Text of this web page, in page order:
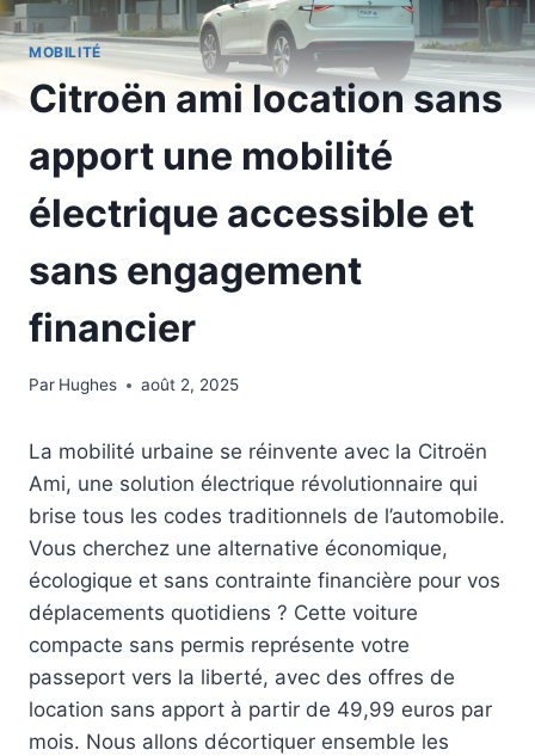
MOBILITÉ
Citroën ami location sans
apport une mobilité
électrique accessible et
sans engagement
financier
Par Hughes août 2, 2025
La mobilité urbaine se réinvente avec la Citroën
Ami, une solution électrique révolutionnaire qui
brise tous les codes traditionnels de l’automobile.
Vous cherchez une alternative économique,
écologique et sans contrainte financière pour vos
déplacements quotidiens ? Cette voiture
compacte sans permis représente votre
passeport vers la liberté, avec des offres de
location sans apport à partir de 49,99 euros par
mois. Nous allons décortiquer ensemble les